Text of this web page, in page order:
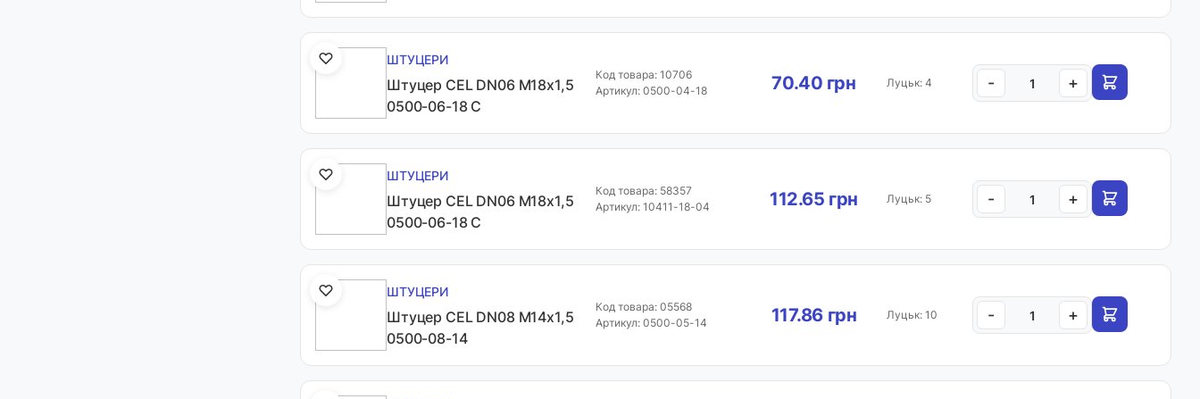
ШТУЦЕРИ
Штуцер CEL DN06 М18х1,5
0500-06-18 C
Код товара: 10706
Артикул: 0500-04-18
70.40 грн Луцьк: 4 - +
ШТУЦЕРИ
Штуцер CEL DN06 М18х1,5
0500-06-18 C
Код товара: 58357
Артикул: 10411-18-04
112.65 грн Луцьк: 5 - +
ШТУЦЕРИ
Штуцер CEL DN08 М14х1,5
0500-08-14
Код товара: 05568
Артикул: 0500-05-14
117.86 грн Луцьк: 10 - +